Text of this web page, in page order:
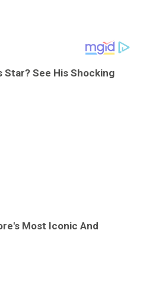
Star? See His Shocking
Most Iconic And